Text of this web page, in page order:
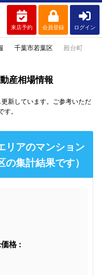
来店予約 会員登録 ログイン
千葉市若葉区 殿台町
新しています。ご参考いただ
。
リアのマンション
集計結果です）
格 :